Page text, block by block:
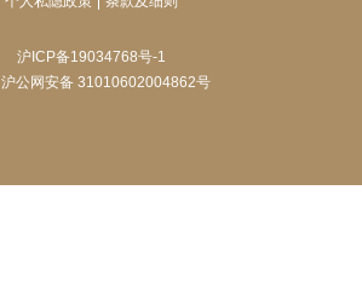
沪ICP备19034768号-1
沪公网安备 31010602004862号